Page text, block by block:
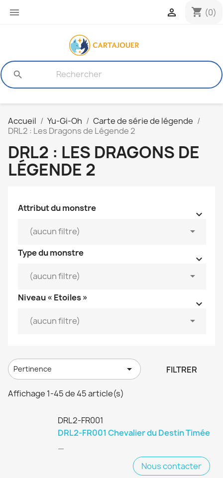
 shopping_cart (0)

search
Accueil Yu-Gi-Oh
Carte de série de légende
DRL2 : Les Dragons de Légende 2
DRL2 : LES DRAGONS DE
LÉGENDE 2
Attribut du monstre

(aucun filtre) 
Type du monstre

(aucun filtre) 
Niveau « Etoiles »

(aucun filtre) 
Pertinence  FILTRER
Affichage 1-45 de 45 article(s)
DRL2-FR001
DRL2-FR001 Chevalier du Destin Timée
—
Nous contacter